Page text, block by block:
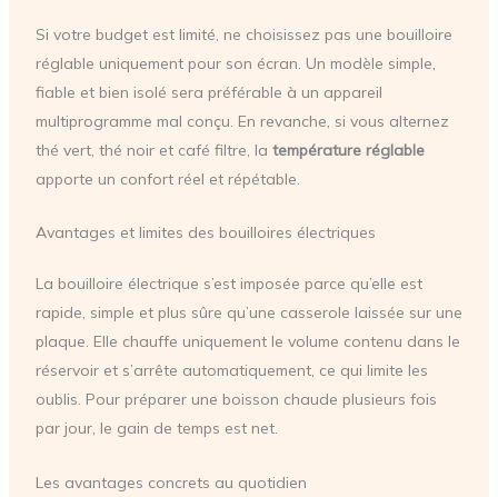
Si votre budget est limité, ne choisissez pas une bouilloire
réglable uniquement pour son écran. Un modèle simple,
fiable et bien isolé sera préférable à un appareil
multiprogramme mal conçu. En revanche, si vous alternez
thé vert, thé noir et café filtre, la température réglable
apporte un confort réel et répétable.
Avantages et limites des bouilloires électriques
La bouilloire électrique s’est imposée parce qu’elle est
rapide, simple et plus sûre qu’une casserole laissée sur une
plaque. Elle chauffe uniquement le volume contenu dans le
réservoir et s’arrête automatiquement, ce qui limite les
oublis. Pour préparer une boisson chaude plusieurs fois
par jour, le gain de temps est net.
Les avantages concrets au quotidien